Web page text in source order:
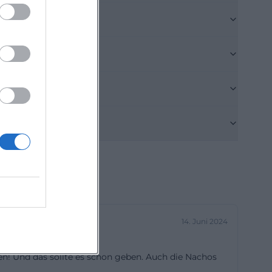
Da
zu
Das
man vor
Wer mit
Ausfahrt
Traunstein
liefert
eine
und so eine
der P3
14. Juni 2024
Und das sollte es schon geben. Auch die Nachos